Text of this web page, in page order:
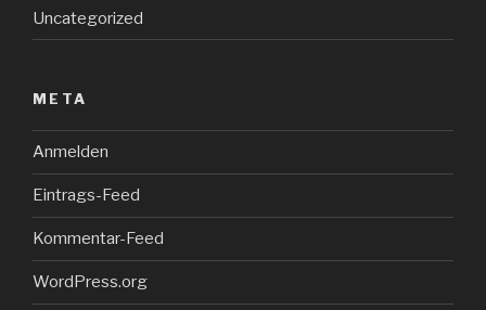
Uncategorized
META
Anmelden
Eintrags-Feed
Kommentar-Feed
WordPress.org